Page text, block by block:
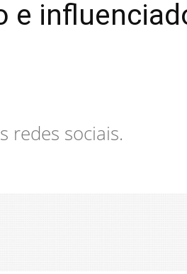
e
redes sociais.